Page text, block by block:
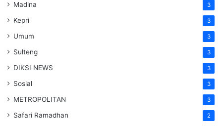
Madina 3
Kepri 3
Umum 3
Sulteng 3
DIKSI NEWS 3
Sosial 3
METROPOLITAN 3
Safari Ramadhan 2